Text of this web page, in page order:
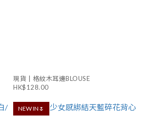
現貨 | 格紋木耳邊BLOUSE
HK$128.00
NEW IN🌷